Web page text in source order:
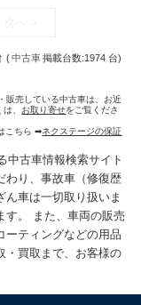
(中古車掲載台数:1974 台)
販売している中古車は、お近
、 お取り寄せをご覧くださ
こちら ➡ネクステージの保証
中古車情報検索サイト
わり、事故車（修復歴
車は一切取り扱いま
す。 また、車両の販売
ーティングなどの用品
・買取まで、お客様の